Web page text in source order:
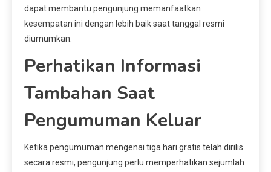
dapat membantu pengunjung memanfaatkan
kesempatan ini dengan lebih baik saat tanggal resmi
diumumkan.
Perhatikan Informasi
Tambahan Saat
Pengumuman Keluar
Ketika pengumuman mengenai tiga hari gratis telah dirilis
secara resmi, pengunjung perlu memperhatikan sejumlah